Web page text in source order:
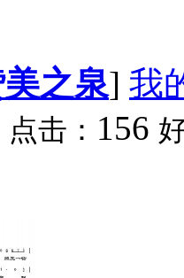
之泉] 我
点击： 156